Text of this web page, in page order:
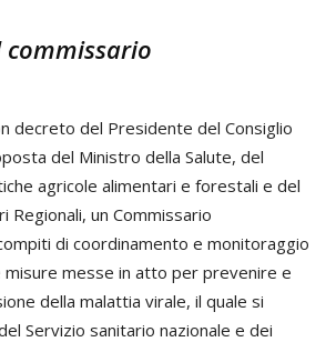
decreto del Presidente del Consiglio
del Ministro della Salute, del
agricole alimentari e forestali e del
Regionali, un Commissario
di coordinamento e monitoraggio
misure messe in atto per prevenire e
della malattia virale, il quale si
Servizio sanitario nazionale e dei